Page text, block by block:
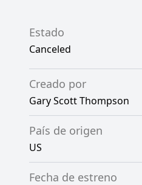
Estado
Canceled
Creado por
Gary Scott Thompson
País de origen
US
Fecha de estreno